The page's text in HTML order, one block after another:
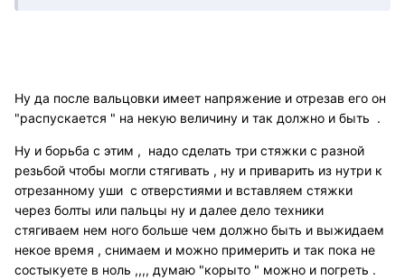
Ну да после вальцовки имеет напряжение и отрезав его он
"распускается " на некую величину и так должно и быть .
Ну и борьба с этим , надо сделать три стяжки с разной
резьбой чтобы могли стягивать , ну и приварить из нутри к
отрезанному уши с отверстиями и вставляем стяжки
через болты или пальцы ну и далее дело техники
стягиваем нем ного больше чем должно быть и выжидаем
некое время , снимаем и можно примерить и так пока не
состыкуете в ноль ,,,, думаю "корыто " можно и погреть .